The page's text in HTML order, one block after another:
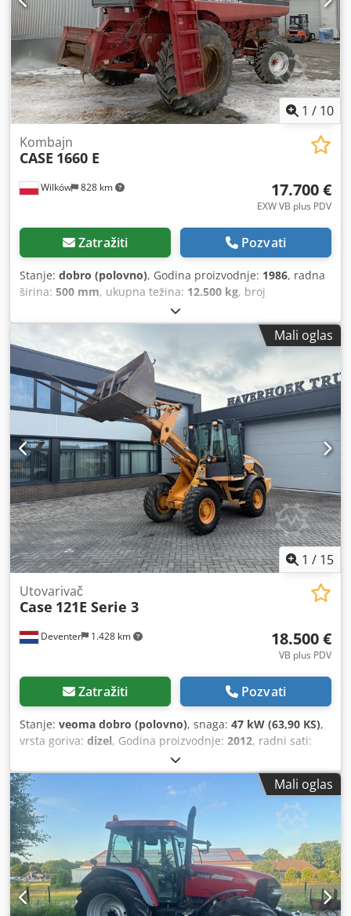
1 / 10
Wilków 828 km
Kombajn
CASE 1660 E
17.700 €
EXW VB plus PDV
Zatražiti Pozvati
Stanje: dobro (polovno), Godina proizvodnje: 1986, radna
širina: 500 mm, ukupna težina: 12.500 kg, broj
, CASE IH 1660 aksijalni protok marka
: Case IH model: 1660 Godina : 1987 Radno vreme: 3.300 h
Širina sekcije: 5.00 m Oprema raznih tipova: sjeckalica za
slamu, rasipač slame Cedjvr Dxpspfx Anteha
Mali oglas
1 / 15
Deventer 1.428 km
Utovarivač
Case 121E Serie 3
18.500 €
VB plus PDV
Zatražiti Pozvati
Stanje: veoma dobro (polovno), snaga: 47 kW (63,90 KS),
vrsta goriva: dizel, Godina proizvodnje: 2012, radni sati:
, = Dodatne opcije i pribor = - Upravljanje sa 2
pedale - Zatvorena kabina = Napomene = CASE 121E, serija
3 – Godina proizvodnje 2012 – 1.060 radnih sati CASE 121E,
serija 3, utovarivač, godina proizvodnje 2012. Mašina je u
dobrom stanju i ima samo 1.060 radnih sati. Mašina je u
dobrom stanju, kako tehnički, tako i vizuelno. Pogodna je
za različite primene i spremna je za upotrebu.
Karakteristike: * Godina proizvodnje: 2012 * Samo 1.060
radnih sati * Dobro tehničko i vizuelno stanje * Spreman
za upotrebu Za dodatne informacije ili za dogovor oko
Mali oglas